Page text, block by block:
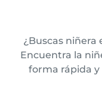
¿Buscas niñera
Encuentra la
forma rápida y